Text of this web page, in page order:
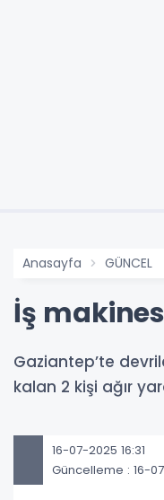
Anasayfa GÜNCEL
İş
Gaziantep’te
kalan 2 kişi ağır
16-07-2025 16:31
Güncelleme : 16-